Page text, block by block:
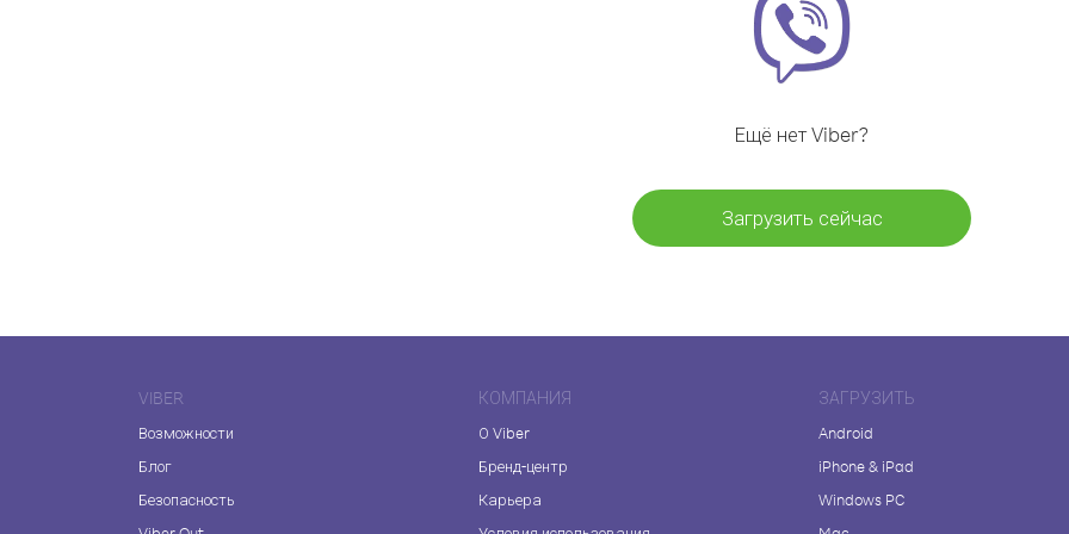
Ещё нет Viber?
Загрузить сейчас
VIBER
Возможности
Блог
Безопасность
КОМПАНИЯ
О Viber
Бренд-центр
Карьера
ЗАГРУЗИТЬ
Android
iPhone & iPad
Windows PC